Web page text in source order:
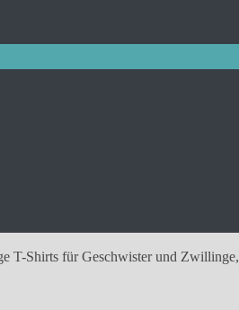
T-Shirts für Geschwister und Zwillinge,